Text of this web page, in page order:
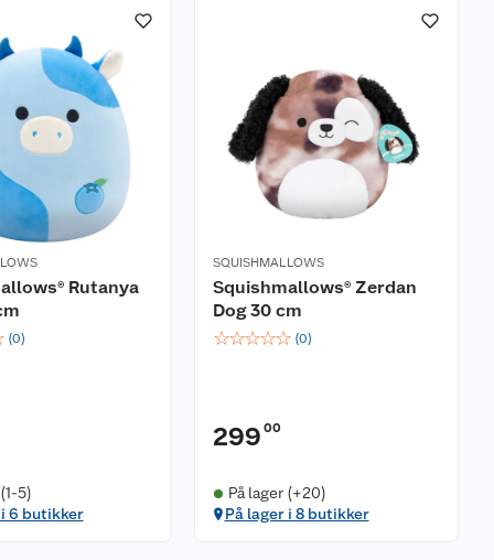
Rutanya
(0)
5)
i 6 butikker
SQUISHMALLOWS
Squishmallows® Zerdan
Dog 30 cm
☆☆☆☆☆ (0)
299 00
På lager (+20)
På lager i 8 butikker